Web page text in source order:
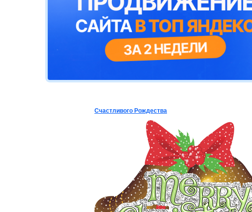
Счастливого Рождества